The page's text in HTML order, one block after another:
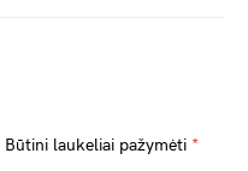
Būtini laukeliai pažymėti *